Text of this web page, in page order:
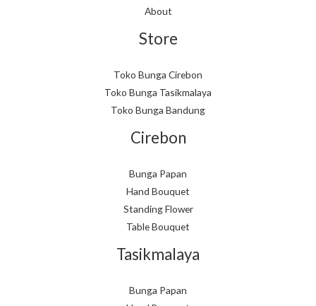
About
Store
Toko Bunga Cirebon
Toko Bunga Tasikmalaya
Toko Bunga Bandung
Cirebon
Bunga Papan
Hand Bouquet
Standing Flower
Table Bouquet
Tasikmalaya
Bunga Papan